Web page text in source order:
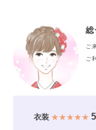
総
ご
ご
衣装★★★★★ 5